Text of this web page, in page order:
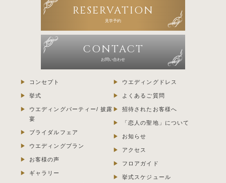
RESERVATION
見学予約
CONTACT
お問い合わせ
コンセプト
挙式
ウエディングパーティー/ 披露
宴
ブライダルフェア
ウエディングプラン
お客様の声
ギャラリー
ウエディングドレス
よくあるご質問
招待されたお客様へ
「恋人の聖地」について
お知らせ
アクセス
フロアガイド
挙式スケジュール